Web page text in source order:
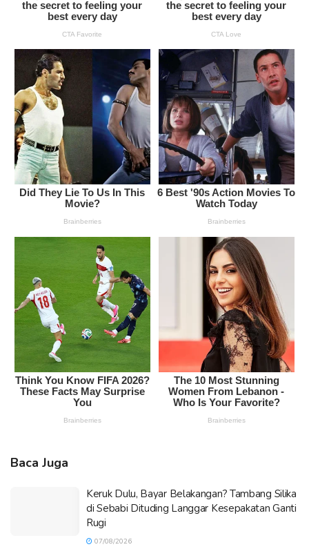
Baca Juga
Keruk Dulu, Bayar Belakangan? Tambang Silika
di Sebabi Dituding Langgar Kesepakatan Ganti
Rugi
07/08/2026